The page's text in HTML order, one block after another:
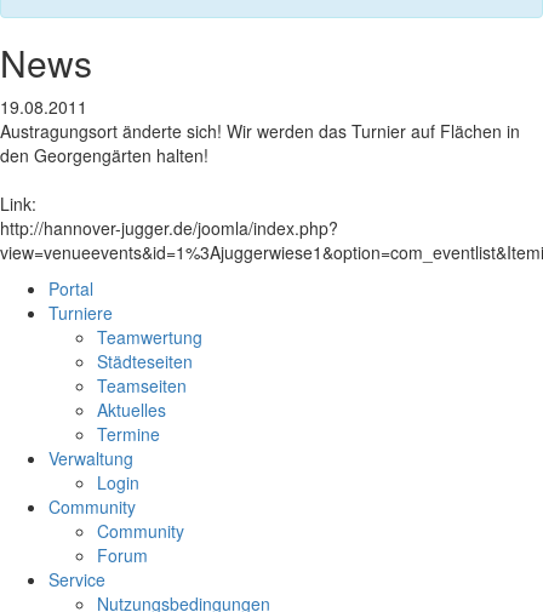
News
19.08.2011
Austragungsort änderte sich! Wir werden das Turnier auf Flächen in
den Georgengärten halten!
Link:
http://hannover-jugger.de/joomla/index.php?
Portal
Turniere
Teamwertung
Städteseiten
Teamseiten
Aktuelles
Termine
Verwaltung
Login
Community
Community
Forum
Service
Nutzungsbedingungen